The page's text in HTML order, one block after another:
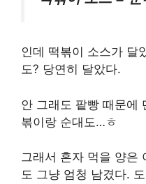
인데 떡볶이 소스가 달
도? 당연히 달았다.
안 그래도 팥빵 때문에
볶이랑 순대도…ㅎ
그래서 혼자 먹을 양은
도 그냥 엄청 남겼다.